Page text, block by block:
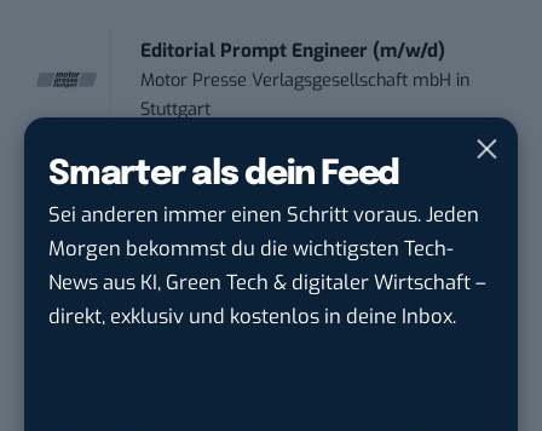
Smarter als dein Feed
Sei anderen immer einen Schritt voraus. Jeden
Morgen bekommst du die wichtigsten Tech-
News aus KI, Green Tech & digitaler Wirtschaft –
direkt, exklusiv und kostenlos in deine Inbox.
Editorial Prompt Engineer (m/w/d)
Motor Presse Verlagsgesellschaft mbH in
Stuttgart
Working Student Digital Learning – R&D
Pr...
Brainlabin Munich